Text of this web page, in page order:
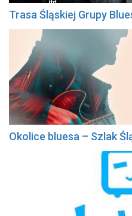
Trasa Śląskiej Grupy
Okolice bluesa – Szlak